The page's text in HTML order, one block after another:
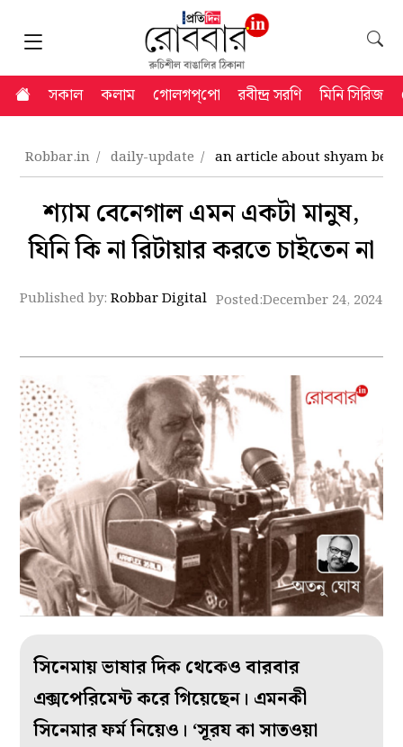
সকাল কলাম গোলগপ্‌পো রবীন্দ্র সরণি মিনি সিরিজ
Robbar.in daily-update an article about shyam
শ্যাম বেনেগাল এমন একটা মানুষ,
যিনি কি না রিটায়ার করতে চাইতেন না
Published by:Robbar Digital Posted:December 24, 2024
সিনেমায় ভাষার দিক থেকেও বারবার
এক্সপেরিমেন্ট করে গিয়েছেন। এমনকী
সিনেমার ফর্ম নিয়েও। ‘সূরয কা সাতওয়া